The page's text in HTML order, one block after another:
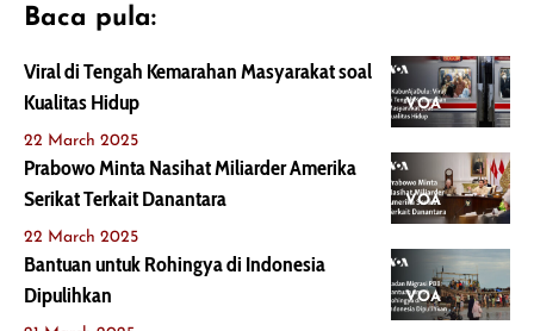
Baca pula:
VOA
Viral di Tengah Kemarahan Masyarakat soal
Kualitas Hidup
22 March 2025
VOA
Prabowo Minta Nasihat Miliarder Amerika
Serikat Terkait Danantara
22 March 2025
VOA
Bantuan untuk Rohingya di Indonesia
Dipulihkan